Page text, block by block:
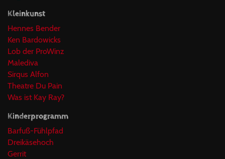
Kleinkunst
Hennes Bender
Ken Bardowicks
Lob der ProWinz
Malediva
Sirqus Alfon
Theatre Du Pain
Was ist Kay Ray?
Kinderprogramm
Barfuß-Fühlpfad
Dreikäsehoch
Gerrit